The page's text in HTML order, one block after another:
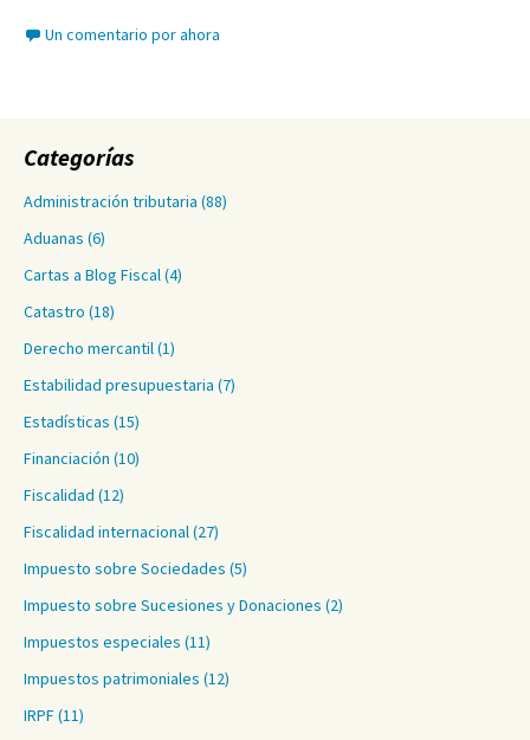
Un comentario por ahora
Categorías
Administración tributaria (88)
Aduanas (6)
Cartas a Blog Fiscal(4)
Catastro (18)
Derecho mercantil(1)
Estabilidad presupuestaria (7)
Estadísticas (15)
Financiación (10)
Fiscalidad (12)
Fiscalidad internacional(27)
Impuesto sobre Sociedades (5)
Impuesto sobre Sucesiones y Donaciones (2)
Impuestos especiales (11)
Impuestos patrimoniales (12)
IRPF(11)